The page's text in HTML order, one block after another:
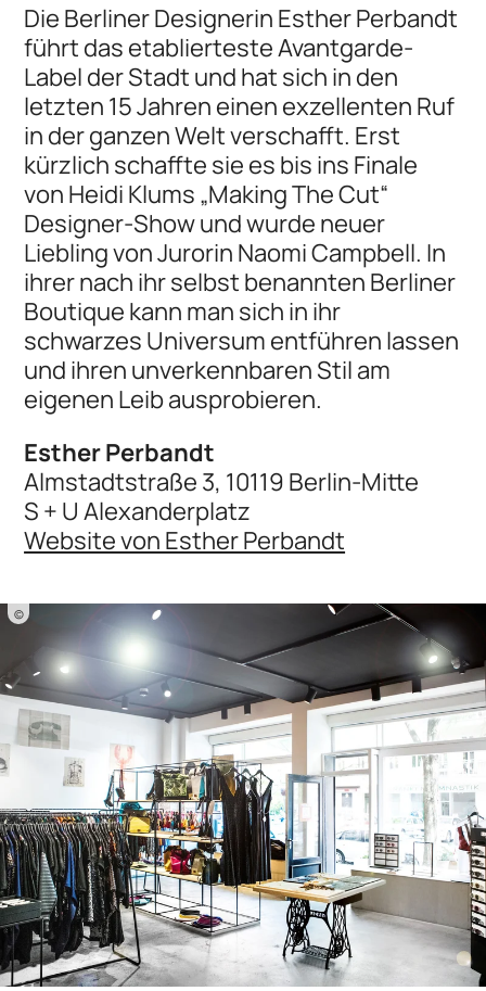
Die Berliner Designerin Esther Perbandt
führt das etablierteste Avantgarde-
Label der Stadt und hat sich in den
letzten 15 Jahren einen exzellenten Ruf
in der ganzen Welt verschafft. Erst
kürzlich schaffte sie es bis ins Finale
von Heidi Klums „Making The Cut“
Designer-Show und wurde neuer
Liebling von Jurorin Naomi Campbell. In
ihrer nach ihr selbst benannten Berliner
Boutique kann man sich in ihr
schwarzes Universum entführen lassen
und ihren unverkennbaren Stil am
eigenen Leib ausprobieren.
Esther Perbandt
Almstadtstraße 3, 10119 Berlin-Mitte
S + U Alexanderplatz
Website von Esther Perbandt
©